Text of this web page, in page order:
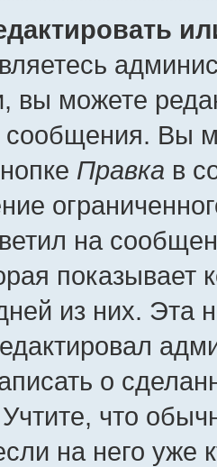
вы можете
сообщения. Вы
Правка в
на
показывает
из них. Эта
о
что
на него уже